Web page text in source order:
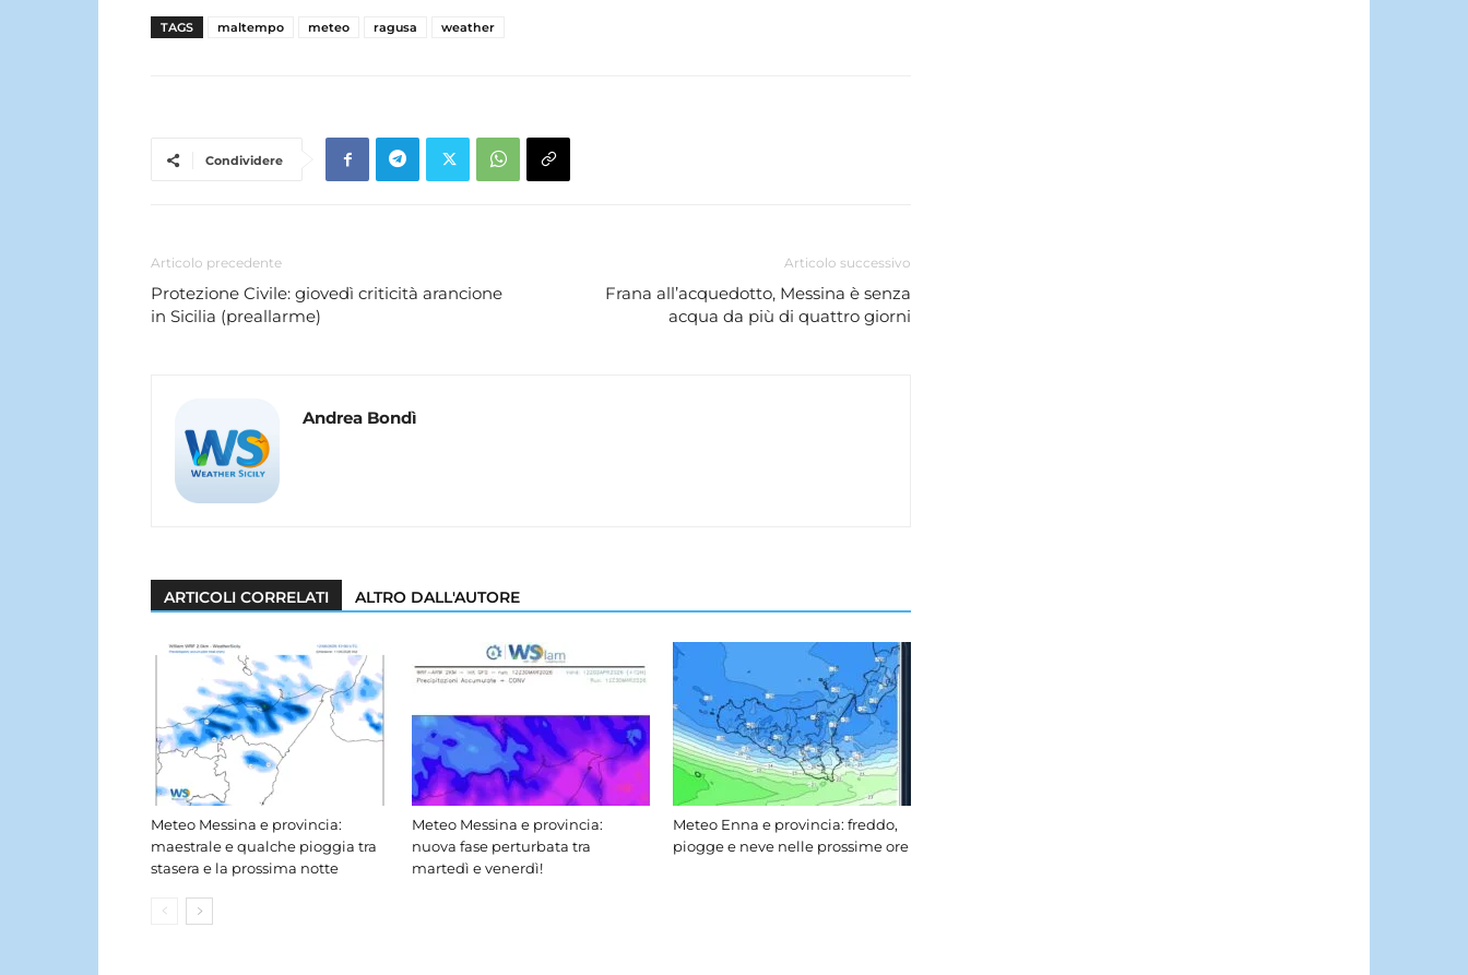
TAGS maltempo meteo ragusa weather
Condividere
Articolo precedente
Protezione Civile: giovedì criticità arancione
in Sicilia (preallarme)
Articolo successivo
Frana all’acquedotto, Messina è senza
acqua da più di quattro giorni
Andrea Bondì
ARTICOLI CORRELATI ALTRO DALL'AUTORE
Meteo Messina e provincia:
maestrale e qualche pioggia tra
stasera e la prossima notte
Meteo Messina e provincia:
nuova fase perturbata tra
martedì e venerdì!
Meteo Enna e provincia: freddo,
piogge e neve nelle prossime ore